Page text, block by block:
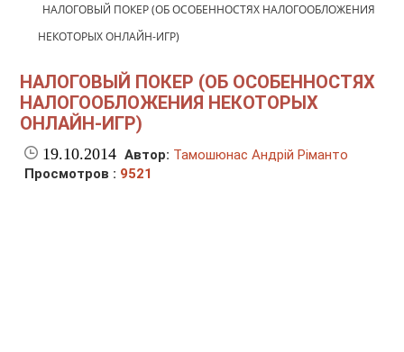
НАЛОГОВЫЙ ПОКЕР (ОБ ОСОБЕННОСТЯХ НАЛОГООБЛОЖЕНИЯ
НЕКОТОРЫХ ОНЛАЙН-ИГР)
НАЛОГОВЫЙ ПОКЕР (ОБ ОСОБЕННОСТЯХ
НАЛОГООБЛОЖЕНИЯ НЕКОТОРЫХ
ОНЛАЙН-ИГР)
19.10.2014 Автор: Тамошюнас Андрій Ріманто
Просмотров : 9521